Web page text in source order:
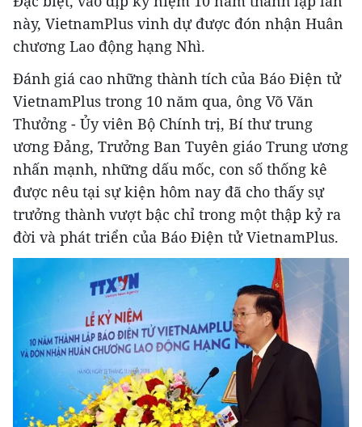
này, VietnamPlus vinh dự được đón nhận Huân
chương Lao động hạng Nhì.
Đánh giá cao những thành tích của Báo Điện tử
VietnamPlus trong 10 năm qua, ông Võ Văn
Thưởng - Ủy viên Bộ Chính trị, Bí thư trung
ương Đảng, Trưởng Ban Tuyên giáo Trung ương
nhấn mạnh, những dấu mốc, con số thống kê
được nêu tại sự kiện hôm nay đã cho thấy sự
trưởng thành vượt bậc chỉ trong một thập kỷ ra
đời và phát triển của Báo Điện tử VietnamPlus.